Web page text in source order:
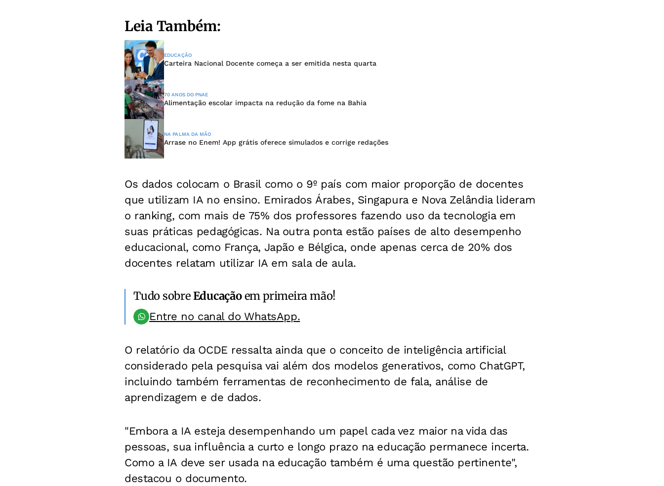
Leia Também:
EDUCAÇÃO
Carteira Nacional Docente começa a ser emitida nesta quarta
70 ANOS DO PNAE
Alimentação escolar impacta na redução da fome na Bahia
NA PALMA DA MÃO
Arrase no Enem! App grátis oferece simulados e corrige redações
Os dados colocam o Brasil como o 9º país com maior proporção de docentes
que utilizam IA no ensino. Emirados Árabes, Singapura e Nova Zelândia lideram
o ranking, com mais de 75% dos professores fazendo uso da tecnologia em
suas práticas pedagógicas. Na outra ponta estão países de alto desempenho
educacional, como França, Japão e Bélgica, onde apenas cerca de 20% dos
docentes relatam utilizar IA em sala de aula.
Tudo sobreEducaçãoem primeira mão!
Entre no canal do WhatsApp.
O relatório da OCDE ressalta ainda que o conceito de inteligência artificial
considerado pela pesquisa vai além dos modelos generativos, como ChatGPT,
incluindo também ferramentas de reconhecimento de fala, análise de
aprendizagem e de dados.
"Embora a IA esteja desempenhando um papel cada vez maior na vida das
pessoas, sua influência a curto e longo prazo na educação permanece incerta.
Como a IA deve ser usada na educação também é uma questão pertinente",
destacou o documento.